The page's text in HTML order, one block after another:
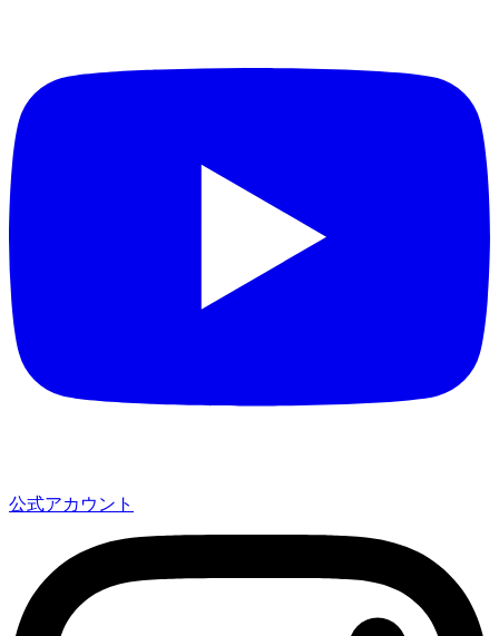
公式アカウント